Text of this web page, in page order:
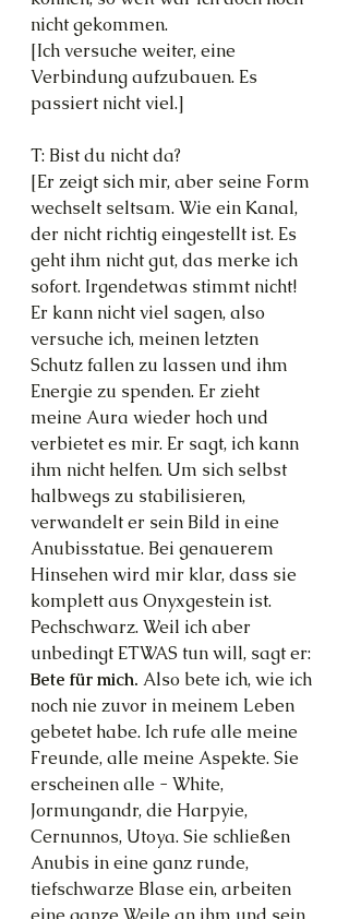
nicht gekommen.
[Ich versuche weiter, eine
Verbindung aufzubauen. Es
passiert nicht viel.]
T: Bist du nicht da?
[Er zeigt sich mir, aber seine Form
wechselt seltsam. Wie ein Kanal,
der nicht richtig eingestellt ist. Es
geht ihm nicht gut, das merke ich
sofort. Irgendetwas stimmt nicht!
Er kann nicht viel sagen, also
versuche ich, meinen letzten
Schutz fallen zu lassen und ihm
Energie zu spenden. Er zieht
meine Aura wieder hoch und
verbietet es mir. Er sagt, ich kann
ihm nicht helfen. Um sich selbst
halbwegs zu stabilisieren,
verwandelt er sein Bild in eine
Anubisstatue. Bei genauerem
Hinsehen wird mir klar, dass sie
komplett aus Onyxgestein ist.
Pechschwarz. Weil ich aber
unbedingt ETWAS tun will, sagt er:
Bete für mich. Also bete ich, wie ich
noch nie zuvor in meinem Leben
gebetet habe. Ich rufe alle meine
Freunde, alle meine Aspekte. Sie
erscheinen alle - White,
Jormungandr, die Harpyie,
Cernunnos, Utoya. Sie schließen
Anubis in eine ganz runde,
tiefschwarze Blase ein, arbeiten